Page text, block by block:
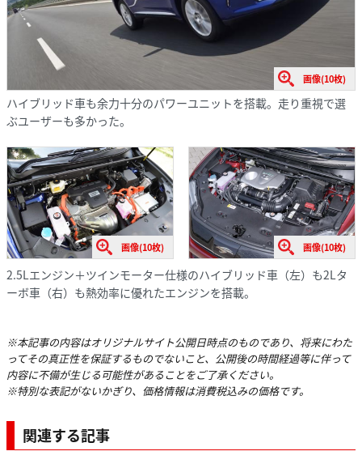
画像(10枚)
ハイブリッド車も余力十分のパワーユニットを搭載。走り重視で選
ぶユーザーも多かった。
画像(10枚) 画像(10枚)
2.5Lエンジン＋ツインモーター仕様のハイブリッド車（左）も2Lタ
ーボ車（右）も熱効率に優れたエンジンを搭載。
※本記事の内容はオリジナルサイト公開日時点のものであり、将来にわた
ってその真正性を保証するものでないこと、公開後の時間経過等に伴って
内容に不備が生じる可能性があることをご了承ください。
※特別な表記がないかぎり、価格情報は消費税込みの価格です。
関連する記事